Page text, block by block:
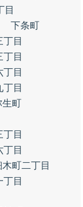
目
下条町
丁目
丁目
丁目
丁目
生町
丁目
丁目
木町二丁目
丁目